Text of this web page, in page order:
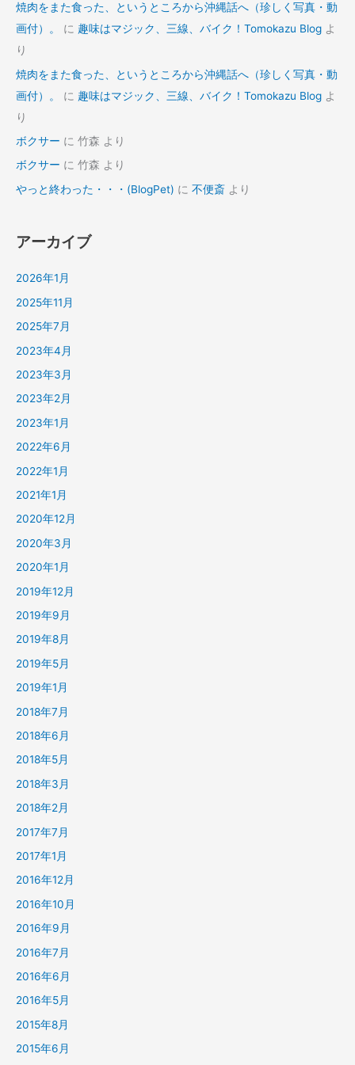
焼肉をまた食った、というところから沖縄話へ（珍しく写真・動
画付）。
に 趣味はマジック、三線、バイク！Tomokazu Blog よ
り
焼肉をまた食った、というところから沖縄話へ（珍しく写真・動
画付）。
に 趣味はマジック、三線、バイク！Tomokazu Blog よ
り
ボクサー に 竹森 より
ボクサー に 竹森 より
やっと終わった・・・(BlogPet) に 不便斎 より
アーカイブ
2026年1月
2025年11月
2025年7月
2023年4月
2023年3月
2023年2月
2023年1月
2022年6月
2022年1月
2021年1月
2020年12月
2020年3月
2020年1月
2019年12月
2019年9月
2019年8月
2019年5月
2019年1月
2018年7月
2018年6月
2018年5月
2018年3月
2018年2月
2017年7月
2017年1月
2016年12月
2016年10月
2016年9月
2016年7月
2016年6月
2016年5月
2015年8月
2015年6月